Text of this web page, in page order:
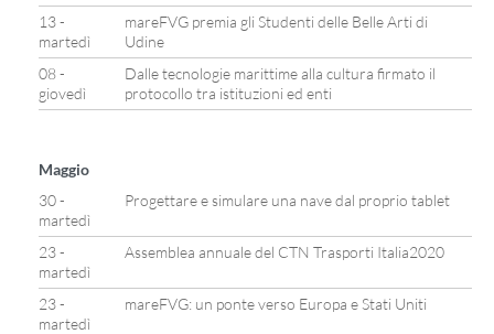
13 -
martedì
mareFVG premia gli Studenti delle Belle Arti di
Udine
08 -
giovedì
Dalle tecnologie marittime alla cultura firmato il
protocollo tra istituzioni ed enti
Maggio
30 -
martedì
Progettare e simulare una nave dal proprio tablet
23 -
martedì
Assemblea annuale del CTN Trasporti Italia2020
23 -
martedì
mareFVG: un ponte verso Europa e Stati Uniti